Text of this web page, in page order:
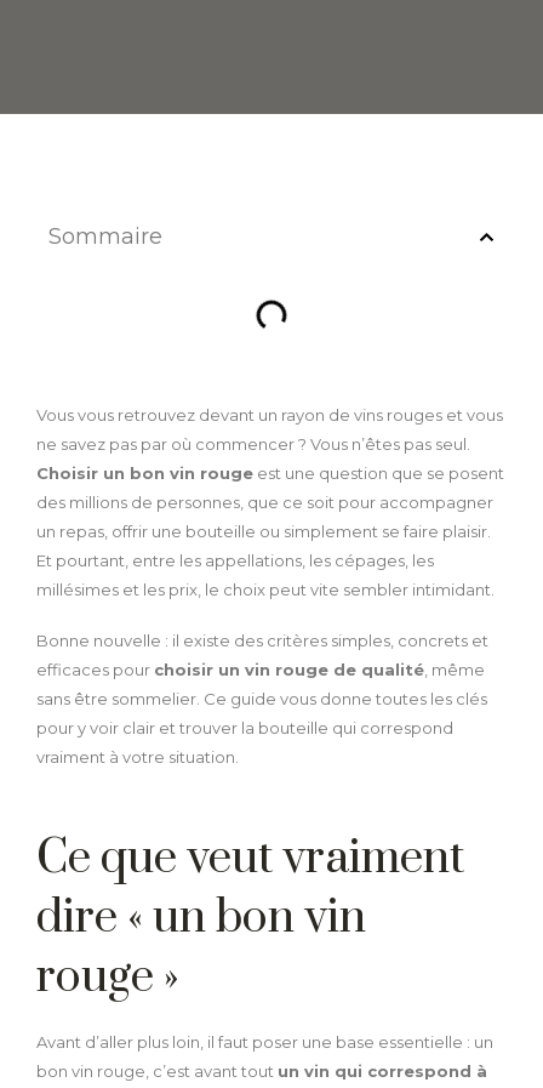
Sommaire
Vous vous retrouvez devant un rayon de vins rouges et vous
ne savez pas par où commencer ? Vous n’êtes pas seul.
Choisir un bon vin rouge est une question que se posent
des millions de personnes, que ce soit pour accompagner
un repas, offrir une bouteille ou simplement se faire plaisir.
Et pourtant, entre les appellations, les cépages, les
millésimes et les prix, le choix peut vite sembler intimidant.
Bonne nouvelle : il existe des critères simples, concrets et
efficaces pour choisir un vin rouge de qualité , même
sans être sommelier. Ce guide vous donne toutes les clés
pour y voir clair et trouver la bouteille qui correspond
vraiment à votre situation.
Ce que veut vraiment
dire « un bon vin
rouge »
Avant d’aller plus loin, il faut poser une base essentielle : un
bon vin rouge, c’est avant tout un vin qui correspond à